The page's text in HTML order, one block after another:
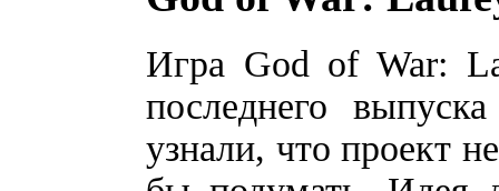
Игра God of War:
последнего
узнали, что проект